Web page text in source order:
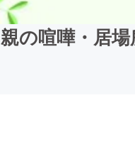
の喧嘩・居